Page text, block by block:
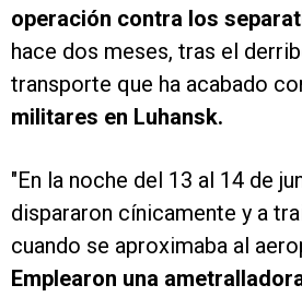
operación contra los
hace dos meses, tras el
transporte que ha acabado
militares en Luhansk.
"En la noche del 13 al 14 de
dispararon cínicamente y a
cuando se aproximaba al
Emplearon una